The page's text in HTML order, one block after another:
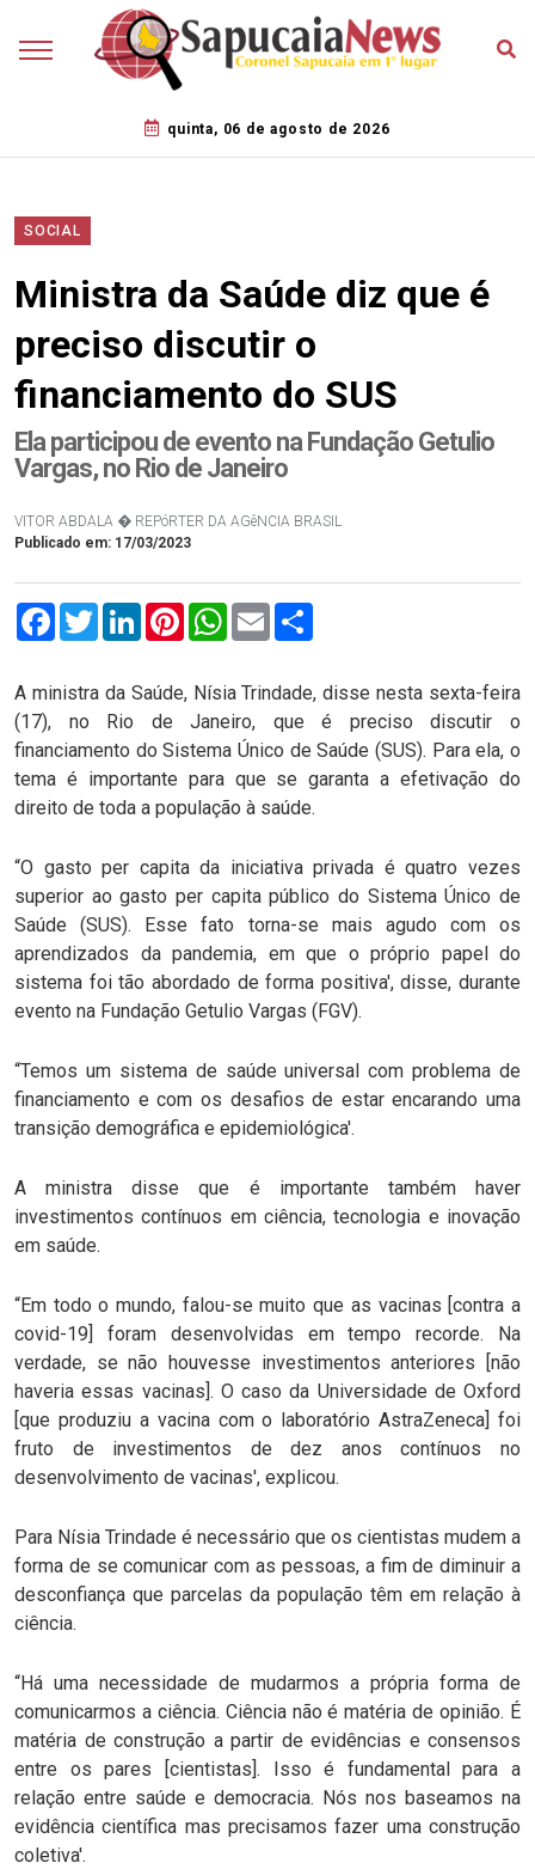
quinta, 06 de agosto de 2026
SOCIAL
Ministra da Saúde diz que é
preciso discutir o
financiamento do SUS
Ela participou de evento na Fundação Getulio
Vargas, no Rio de Janeiro
VITOR ABDALA � REPóRTER DA AGêNCIA BRASIL
Publicado em: 17/03/2023
FacebookTwitterLinkedInPinterestWhatsApp
Email
A ministra da Saúde, Nísia Trindade, disse nesta sexta-feira
(17), no Rio de Janeiro, que é preciso discutir o
financiamento do Sistema Único de Saúde (SUS). Para ela, o
tema é importante para que se garanta a efetivação do
direito de toda a população à saúde.
“O gasto per capita da iniciativa privada é quatro vezes
superior ao gasto per capita público do Sistema Único de
Saúde (SUS). Esse fato torna-se mais agudo com os
aprendizados da pandemia, em que o próprio papel do
sistema foi tão abordado de forma positiva', disse, durante
evento na Fundação Getulio Vargas (FGV).
“Temos um sistema de saúde universal com problema de
financiamento e com os desafios de estar encarando uma
transição demográfica e epidemiológica'.
A ministra disse que é importante também haver
investimentos contínuos em ciência, tecnologia e inovação
em saúde.
“Em todo o mundo, falou-se muito que as vacinas [contra a
covid-19] foram desenvolvidas em tempo recorde. Na
verdade, se não houvesse investimentos anteriores [não
haveria essas vacinas]. O caso da Universidade de Oxford
[que produziu a vacina com o laboratório AstraZeneca] foi
fruto de investimentos de dez anos contínuos no
desenvolvimento de vacinas', explicou.
Para Nísia Trindade é necessário que os cientistas mudem a
forma de se comunicar com as pessoas, a fim de diminuir a
desconfiança que parcelas da população têm em relação à
ciência.
“Há uma necessidade de mudarmos a própria forma de
comunicarmos a ciência. Ciência não é matéria de opinião. É
matéria de construção a partir de evidências e consensos
entre os pares [cientistas]. Isso é fundamental para a
relação entre saúde e democracia. Nós nos baseamos na
evidência científica mas precisamos fazer uma construção
coletiva'.